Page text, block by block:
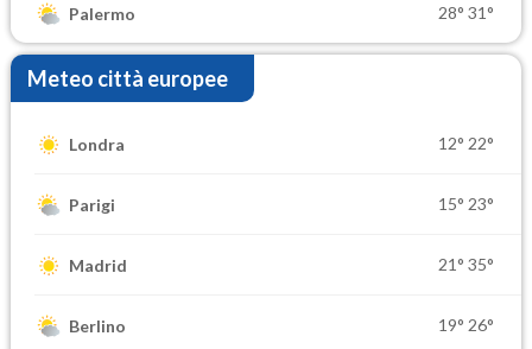
Palermo 28° 31°
Meteo città europee
Londra 12° 22°
Parigi 15° 23°
Madrid 21° 35°
Berlino 19° 26°